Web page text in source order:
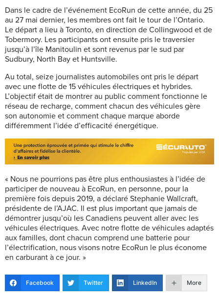
Dans le cadre de l’événement EcoRun de cette année, du 25
au 27 mai dernier, les membres ont fait le tour de l’Ontario.
Le départ a lieu à Toronto, en direction de Collingwood et de
Tobermory. Les participants ont ensuite pris le traversier
jusqu’à l’île Manitoulin et sont revenus par le sud par
Sudbury, North Bay et Huntsville.
Au total, seize journalistes automobiles ont pris le départ
avec une flotte de 15 véhicules électriques et hybrides.
L’objectif était de montrer au public comment fonctionne le
réseau de recharge, comment chacun des véhicules gère
son autonomie et comment chaque marque aborde
différemment l’idée d’efficacité énergétique.
« Nous ne pourrions pas être plus enthousiastes à l’idée de
participer de nouveau à EcoRun, en personne, pour la
première fois depuis 2019, a déclaré Stephanie Wallcraft,
présidente de l’AJAC. Il est plus important que jamais de
démontrer jusqu’où les Canadiens peuvent aller avec les
véhicules électriques. Avec notre flotte de véhicules adaptés
aux familles, dont chacun comprend une batterie pour
l’électrification, nous visons notre EcoRun le plus économe
en carburant à ce jour. »
Facebook Twitter LinkedIn More